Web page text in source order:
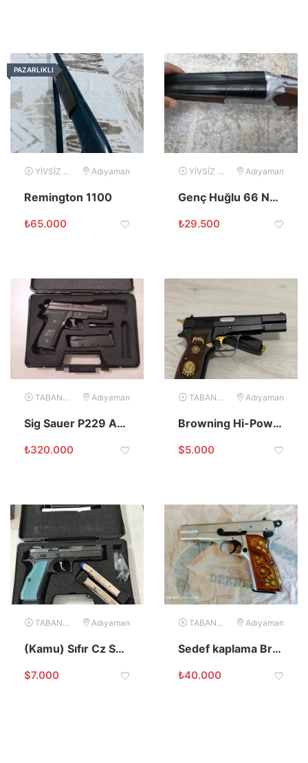
PAZARLIKLI
YİVSİZ TÜFEK Adıyaman
Remington 1100
₺65.000
YİVSİZ TÜFEK Adıyaman
Genç Huğlu 66 Namlu Özel Yapım Çifte
₺29.500
TABANCA Adıyaman
Sig Sauer P229 ALSO 9mm Tabanca
₺320.000
TABANCA Adıyaman
Browning Hi-Power 14’lü 9×19 Kusursuz
$5.000
TABANCA Adıyaman
(Kamu) Sıfır Cz Shadow 2 / Adıyaman
$7.000
TABANCA Adıyaman
Sedef kaplama Browning 14 lü
₺40.000